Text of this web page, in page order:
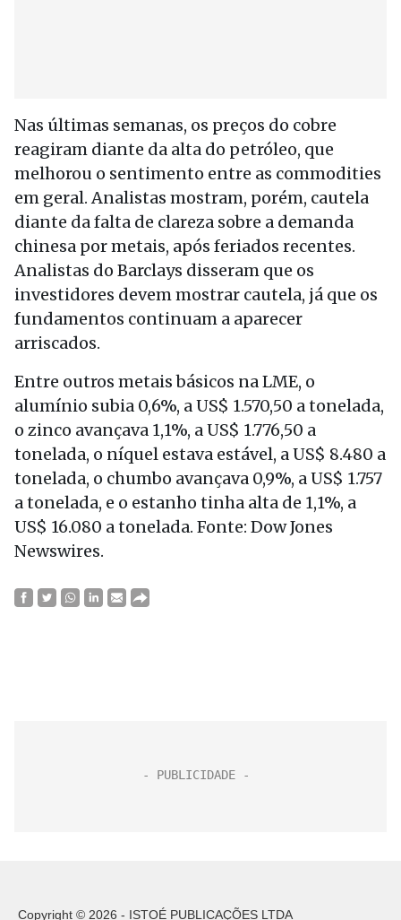
Nas últimas semanas, os preços do cobre
reagiram diante da alta do petróleo, que
melhorou o sentimento entre as commodities
em geral. Analistas mostram, porém, cautela
diante da falta de clareza sobre a demanda
chinesa por metais, após feriados recentes.
Analistas do Barclays disseram que os
investidores devem mostrar cautela, já que os
fundamentos continuam a aparecer
arriscados.
Entre outros metais básicos na LME, o
alumínio subia 0,6%, a US$ 1.570,50 a tonelada,
o zinco avançava 1,1%, a US$ 1.776,50 a
tonelada, o níquel estava estável, a US$ 8.480 a
tonelada, o chumbo avançava 0,9%, a US$ 1.757
a tonelada, e o estanho tinha alta de 1,1%, a
US$ 16.080 a tonelada. Fonte: Dow Jones
Newswires.
Copyright © 2026 - ISTOÉ PUBLICAÇÕES LTDA